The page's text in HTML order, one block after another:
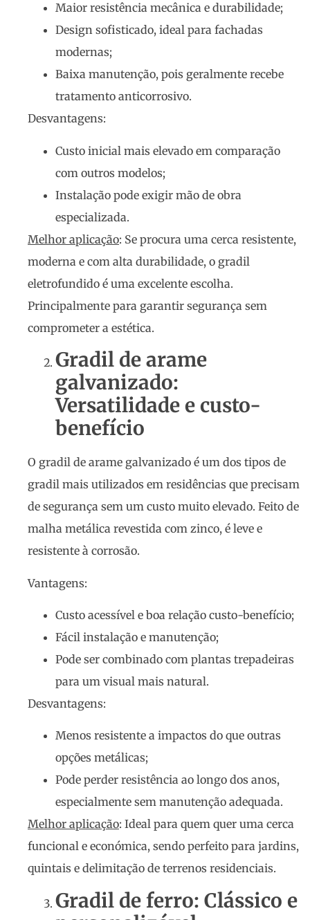
Maior resistência mecânica e durabilidade;
Design sofisticado, ideal para fachadas
modernas;
Baixa manutenção, pois geralmente recebe
tratamento anticorrosivo.
Desvantagens:
Custo inicial mais elevado em comparação
com outros modelos;
Instalação pode exigir mão de obra
especializada.
Melhor aplicação: Se procura uma cerca resistente,
moderna e com alta durabilidade, o gradil
eletrofundido é uma excelente escolha.
Principalmente para garantir segurança sem
comprometer a estética.
Gradil de arame
galvanizado:
Versatilidade e custo-
benefício
O gradil de arame galvanizado é um dos tipos de
gradil mais utilizados em residências que precisam
de segurança sem um custo muito elevado. Feito de
malha metálica revestida com zinco, é leve e
resistente à corrosão.
Vantagens:
Custo acessível e boa relação custo-benefício;
Fácil instalação e manutenção;
Pode ser combinado com plantas trepadeiras
para um visual mais natural.
Desvantagens:
Menos resistente a impactos do que outras
opções metálicas;
Pode perder resistência ao longo dos anos,
especialmente sem manutenção adequada.
Melhor aplicação: Ideal para quem quer uma cerca
funcional e económica, sendo perfeito para jardins,
quintais e delimitação de terrenos residenciais.
Gradil de ferro: Clássico e